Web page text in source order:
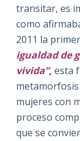
transitar, es
como
2011 la
igualdad de
vivida”, esta
mujeres con
proceso
que se